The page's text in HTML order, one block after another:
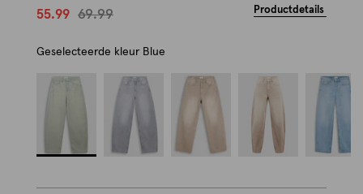
55.99 69.99 Productdetails
Geselecteerde kleur Blue